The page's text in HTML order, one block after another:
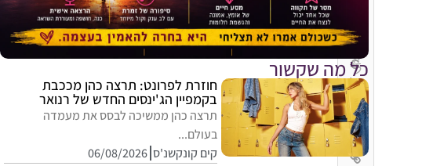
כל מה שקשור
חוזרת לפרונט: תרצה כהן מככבת
בקמפיין הג'ינסים החדש של רנואר
תרצה כהן ממשיכה לבסס את מעמדה
בעולם...
קים קונקשנ'ס 06/08/2026